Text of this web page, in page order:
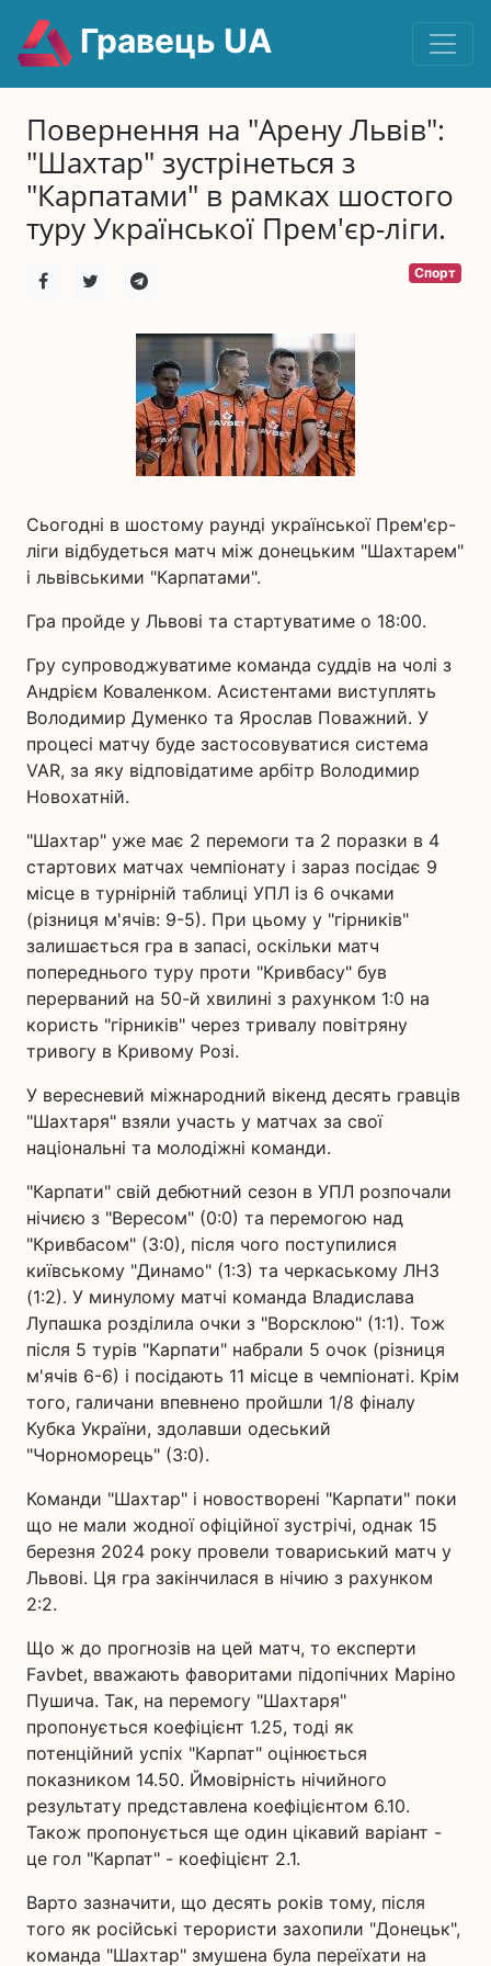
Гравець UA
Повернення на "Арену Львів":
"Шахтар" зустрінеться з
"Карпатами" в рамках шостого
туру Української Прем'єр-ліги.
Спорт
Сьогодні в шостому раунді української Прем'єр-
ліги відбудеться матч між донецьким "Шахтарем"
і львівськими "Карпатами".
Гра пройде у Львові та стартуватиме о 18:00.
Гру супроводжуватиме команда суддів на чолі з
Андрієм Коваленком. Асистентами виступлять
Володимир Думенко та Ярослав Поважний. У
процесі матчу буде застосовуватися система
VAR, за яку відповідатиме арбітр Володимир
Новохатній.
"Шахтар" уже має 2 перемоги та 2 поразки в 4
стартових матчах чемпіонату і зараз посідає 9
місце в турнірній таблиці УПЛ із 6 очками
(різниця м'ячів: 9-5). При цьому у "гірників"
залишається гра в запасі, оскільки матч
попереднього туру проти "Кривбасу" був
перерваний на 50-й хвилині з рахунком 1:0 на
користь "гірників" через тривалу повітряну
тривогу в Кривому Розі.
У вересневий міжнародний вікенд десять гравців
"Шахтаря" взяли участь у матчах за свої
національні та молодіжні команди.
"Карпати" свій дебютний сезон в УПЛ розпочали
нічиєю з "Вересом" (0:0) та перемогою над
"Кривбасом" (3:0), після чого поступилися
київському "Динамо" (1:3) та черкаському ЛНЗ
(1:2). У минулому матчі команда Владислава
Лупашка розділила очки з "Ворсклою" (1:1). Тож
після 5 турів "Карпати" набрали 5 очок (різниця
м'ячів 6-6) і посідають 11 місце в чемпіонаті. Крім
того, галичани впевнено пройшли 1/8 фіналу
Кубка України, здолавши одеський
"Чорноморець" (3:0).
Команди "Шахтар" і новостворені "Карпати" поки
що не мали жодної офіційної зустрічі, однак 15
березня 2024 року провели товариський матч у
Львові. Ця гра закінчилася в нічию з рахунком
2:2.
Що ж до прогнозів на цей матч, то експерти
Favbet, вважають фаворитами підопічних Маріно
Пушича. Так, на перемогу "Шахтаря"
пропонується коефіцієнт 1.25, тоді як
потенційний успіх "Карпат" оцінюється
показником 14.50. Ймовірність нічийного
результату представлена коефіцієнтом 6.10.
Також пропонується ще один цікавий варіант -
це гол "Карпат" - коефіцієнт 2.1.
Варто зазначити, що десять років тому, після
того як російські терористи захопили "Донецьк",
команда "Шахтар" змушена була переїхати на